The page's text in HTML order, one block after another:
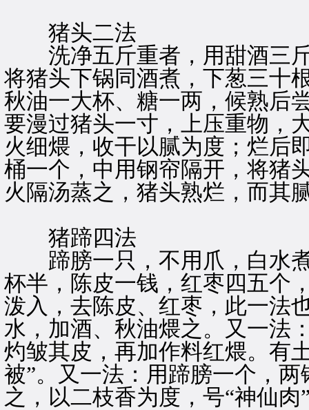
猪头二法
洗净五斤重者，用甜酒三斤
将猪头下锅同酒煮，下葱三十
秋油一大杯、糖一两，候熟后
要漫过猪头一寸，上压重物，
火细煨，收干以腻为度；烂后
桶一个，中用钢帘隔开，将猪
火隔汤蒸之，猪头熟烂，而其
猪蹄四法
蹄膀一只，不用爪，白水煮
杯半，陈皮一钱，红枣四五个
泼入，去陈皮、红枣，此一法
水，加酒、秋油煨之。又一法
灼皱其皮，再加作料红煨。有
被”。又一法：用蹄膀一个，
之，以二枝香为度，号“神仙